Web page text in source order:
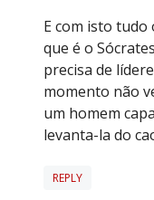
E com isto tudo
que é o
precisa de
momento não
um homem
levanta-la do
REPLY